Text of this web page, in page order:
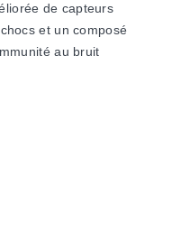
de capteurs
et un composé
au bruit